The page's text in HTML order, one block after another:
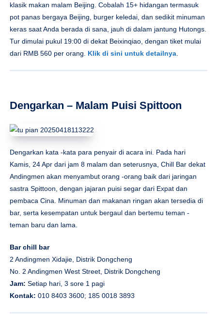
klasik makan malam Beijing. Cobalah 15+ hidangan termasuk
pot panas bergaya Beijing, burger keledai, dan sedikit minuman
keras saat Anda berada di sana, jauh di dalam jantung Hutongs.
Tur dimulai pukul 19:00 di dekat Beixinqiao, dengan tiket mulai
dari RMB 560 per orang. Klik di sini untuk detailnya.
Dengarkan – Malam Puisi Spittoon
Dengarkan kata -kata para penyair di acara ini. Pada hari
Kamis, 24 Apr dari jam 8 malam dan seterusnya, Chill Bar dekat
Andingmen akan menyambut orang -orang baik dari jaringan
sastra Spittoon, dengan jajaran puisi segar dari Expat dan
pembaca Cina. Minuman dan makanan ringan akan tersedia di
bar, serta kesempatan untuk bergaul dan bertemu teman -
teman baru dan lama.
Bar chill bar
2 Andingmen Xidajie, Distrik Dongcheng
No. 2 Andingmen West Street, Distrik Dongcheng
Jam: Setiap hari, 3 sore 1 pagi
Kontak: 010 8403 3600; 185 0018 3893